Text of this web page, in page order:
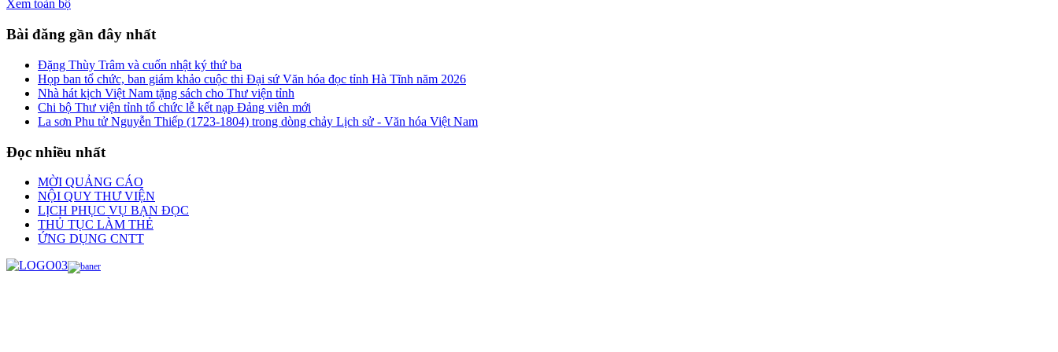
Xem toàn bộ
Bài đăng gần đây nhất
Đặng Thùy Trâm và cuốn nhật ký thứ ba
Họp ban tổ chức, ban giám khảo cuộc thi Đại sứ Văn hóa đọc tỉnh Hà Tĩnh năm 2026
Nhà hát kịch Việt Nam tặng sách cho Thư viện tỉnh
Chi bộ Thư viện tỉnh tổ chức lễ kết nạp Đảng viên mới
La sơn Phu tử Nguyễn Thiếp (1723-1804) trong dòng chảy Lịch sử - Văn hóa Việt Nam
Đọc nhiều nhất
MỜI QUẢNG CÁO
NỘI QUY THƯ VIỆN
LỊCH PHỤC VỤ BẠN ĐỌC
THỦ TỤC LÀM THẺ
ỨNG DỤNG CNTT